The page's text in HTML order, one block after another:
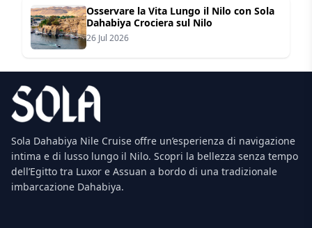
Osservare la Vita Lungo il Nilo con Sola
Dahabiya Crociera sul Nilo
26 Jul 2026
Sola Dahabiya Nile Cruise offre un’esperienza di navigazione
intima e di lusso lungo il Nilo. Scopri la bellezza senza tempo
dell’Egitto tra Luxor e Assuan a bordo di una tradizionale
imbarcazione Dahabiya.